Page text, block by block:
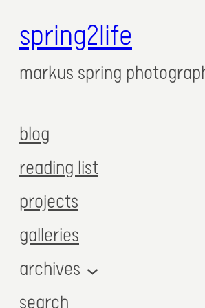
spring2life
markus spring
blog
reading list
projects
galleries
archives
search